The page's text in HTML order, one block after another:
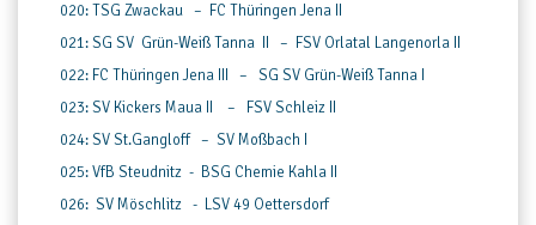
020: TSG Zwackau – FC Thüringen Jena II
021: SG SV Grün-Weiß Tanna II – FSV Orlatal Langenorla II
022: FC Thüringen Jena III – SG SV Grün-Weiß Tanna I
023: SV Kickers Maua II – FSV Schleiz II
024: SV St.Gangloff – SV Moßbach I
025: VfB Steudnitz - BSG Chemie Kahla II
026: SV Möschlitz - LSV 49 Oettersdorf